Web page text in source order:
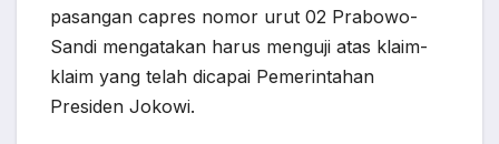
pasangan capres nomor urut 02 Prabowo-
Sandi mengatakan harus menguji atas klaim-
klaim yang telah dicapai Pemerintahan
Presiden Jokowi.